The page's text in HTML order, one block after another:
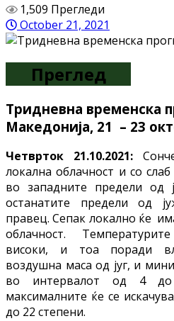
1,509 Прегледи
October 21, 2021
Преглед
Тридневна временска
Македонија, 21 – 23
Четврток 21.10.2021:
локална облачност и со
во западните предели од
останатите предели од
правец. Сепак локално ќе
облачност.
високи, и тоа поради
воздушна маса од југ, и
во интервалот од 4 до
максималните ќе се
до 22 степени.